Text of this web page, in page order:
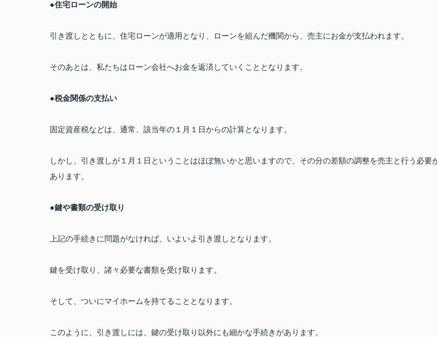
●住宅ローンの開始
引き渡しとともに、住宅ローンが適用となり、ローンを組んだ機関から、売主にお金が支払われます。
そのあとは、私たちはローン会社へお金を返済していくこととなります。
●税金関係の支払い
固定資産税などは、通常、該当年の１月１日からの計算となります。
しかし、引き渡しが１月１日ということはほぼ無いかと思いますので、その分の差額の調整を売主と行う必要
あります。
●鍵や書類の受け取り
上記の手続きに問題がなければ、いよいよ引き渡しとなります。
鍵を受け取り、諸々必要な書類を受け取ります。
そして、ついにマイホームを持てることとなります。
このように、引き渡しには、鍵の受け取り以外にも細かな手続きがあります。